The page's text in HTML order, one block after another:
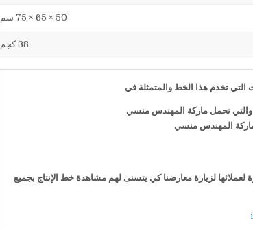
50 × 65 × 75 سم
38 كجم
تخدم هذا الخط والمتمثلة في
والتي تحمل ماركة المهندس منسي
المهندس منسي
لزيارة معارضنا كي يتسنى لهم مشاهدة خط الإنتاج بجميع